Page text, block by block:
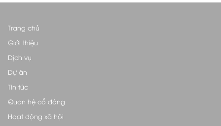
Trang chủ
Giới thiệu
Dịch vụ
Dự án
Tin tức
Quan hệ cổ đông
Hoạt động xã hội